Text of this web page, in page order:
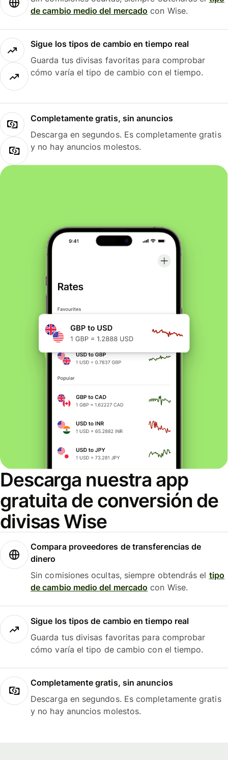
de cambio medio del mercado con Wise.
Sigue los tipos de cambio en tiempo real
Guarda tus divisas favoritas para comprobar
cómo varía el tipo de cambio con el tiempo.
Completamente gratis, sin anuncios
Descarga en segundos. Es completamente gratis
y no hay anuncios molestos.
Descarga nuestra app
gratuita de conversión de
divisas Wise
Compara proveedores de transferencias de
dinero
Sin comisiones ocultas, siempre obtendrás el tipo
de cambio medio del mercado con Wise.
Sigue los tipos de cambio en tiempo real
Guarda tus divisas favoritas para comprobar
cómo varía el tipo de cambio con el tiempo.
Completamente gratis, sin anuncios
Descarga en segundos. Es completamente gratis
y no hay anuncios molestos.